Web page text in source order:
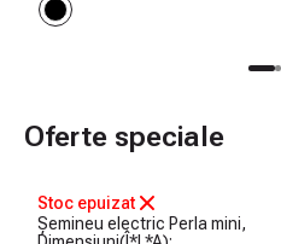
Oferte speciale
Stoc epuizat
Șemineu electric Perla mini,